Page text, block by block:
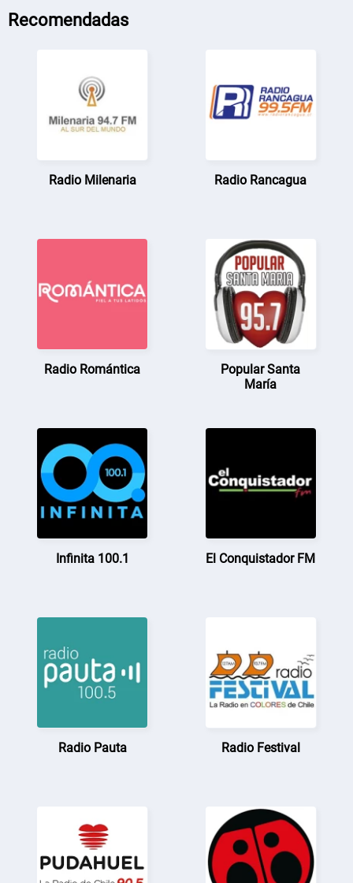
Recomendadas
Radio Milenaria Radio Rancagua
Radio Romántica
Popular Santa
María
Infinita 100.1 El Conquistador FM
Radio Pauta Radio Festival